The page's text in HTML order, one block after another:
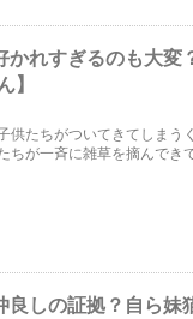
かれすぎるのも大
】
供たちがついてきてしま
が一斉に雑草を摘んでき
良しの証拠？自ら